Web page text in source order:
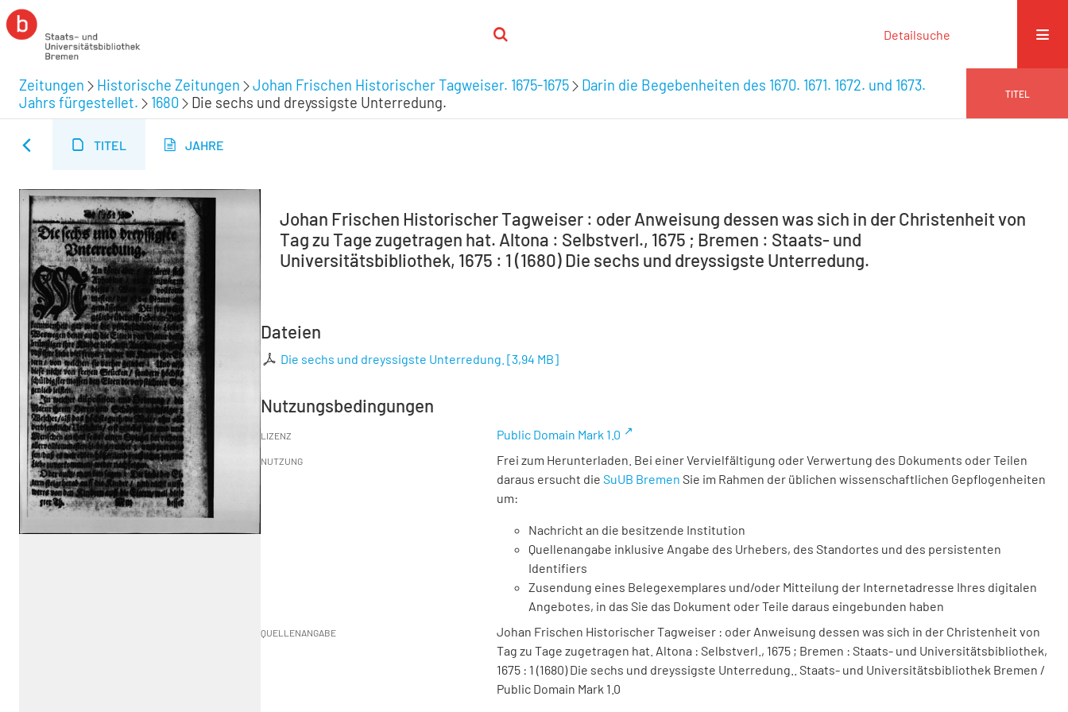
Detailsuche
Zeitungen Historische Zeitungen Johan Frischen Historischer Tagweiser. 1675-1675
Darin die Begebenheiten des 1670. 1671. 1672. und 1673.
Jahrs fürgestellet.
1680 Die sechs und dreyssigste Unterredung. TITEL
TITEL JAHRE
Johan Frischen Historischer Tagweiser : oder Anweisung dessen was sich in der Christenheit von
Tag zu Tage zugetragen hat. Altona : Selbstverl., 1675 ; Bremen : Staats- und
Universitätsbibliothek, 1675 : 1 (1680) Die sechs und dreyssigste Unterredung.
Dateien
Die sechs und dreyssigste Unterredung. [3,94 MB]
Nutzungsbedingungen
LIZENZ Public Domain Mark 1.0
NUTZUNG
Frei zum Herunterladen. Bei einer Vervielfältigung oder Verwertung des Dokuments oder Teilen
daraus ersucht die SuUB Bremen Sie im Rahmen der üblichen wissenschaftlichen Gepflogenheiten
um:
Nachricht an die besitzende Institution
Quellenangabe inklusive Angabe des Urhebers, des Standortes und des persistenten
Identifiers
Zusendung eines Belegexemplares und/oder Mitteilung der Internetadresse Ihres digitalen
Angebotes, in das Sie das Dokument oder Teile daraus eingebunden haben
QUELLENANGABE
Johan Frischen Historischer Tagweiser : oder Anweisung dessen was sich in der Christenheit von
Tag zu Tage zugetragen hat. Altona : Selbstverl., 1675 ; Bremen : Staats- und Universitätsbibliothek,
1675 : 1 (1680) Die sechs und dreyssigste Unterredung.. Staats- und Universitätsbibliothek Bremen /
Public Domain Mark 1.0